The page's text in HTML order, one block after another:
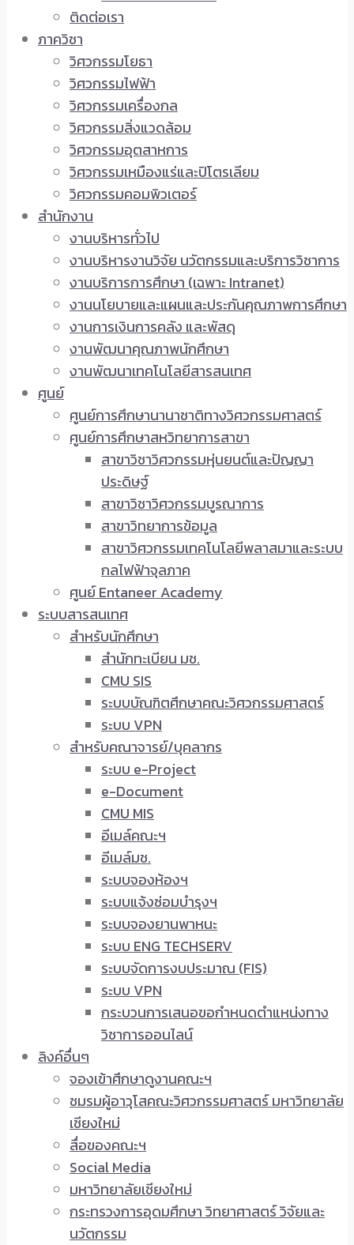
ติดต่อเรา
ภาควิชา
วิศวกรรมโยธา
วิศวกรรมไฟฟ้า
วิศวกรรมเครื่องกล
วิศวกรรมสิ่งแวดล้อม
วิศวกรรมอุตสาหการ
วิศวกรรมเหมืองแร่และปิโตรเลียม
วิศวกรรมคอมพิวเตอร์
สำนักงาน
งานบริหารทั่วไป
งานบริหารงานวิจัย นวัตกรรมและบริการวิชาการ
งานบริการการศึกษา (เฉพาะ Intranet)
งานนโยบายและแผนและประกันคุณภาพการศึกษา
งานการเงินการคลัง และพัสดุ
งานพัฒนาคุณภาพนักศึกษา
งานพัฒนาเทคโนโลยีสารสนเทศ
ศูนย์
ศูนย์การศึกษานานาชาติทางวิศวกรรมศาสตร์
ศูนย์การศึกษาสหวิทยาการสาขา
สาขาวิชาวิศวกรรมหุ่นยนต์และปัญญา
ประดิษฐ์
สาขาวิชาวิศวกรรมบูรณาการ
สาขาวิทยาการข้อมูล
สาขาวิศวกรรมเทคโนโลยีพลาสมาและระบบ
กลไฟฟ้าจุลภาค
ศูนย์ Entaneer Academy
ระบบสารสนเทศ
สำหรับนักศึกษา
สำนักทะเบียน มช.
CMU SIS
ระบบบัณฑิตศึกษาคณะวิศวกรรมศาสตร์
ระบบ VPN
สำหรับคณาจารย์/บุคลากร
ระบบ e-Project
e-Document
CMU MIS
อีเมล์คณะฯ
อีเมล์มช.
ระบบจองห้องฯ
ระบบแจ้งซ่อมบำรุงฯ
ระบบจองยานพาหนะ
ระบบ ENG TECHSERV
ระบบจัดการงบประมาณ (FIS)
ระบบ VPN
กระบวนการเสนอขอกำหนดตำแหน่งทาง
วิชาการออนไลน์
ลิงค์อื่นๆ
จองเข้าศึกษาดูงานคณะฯ
ชมรมผู้อาวุโสคณะวิศวกรรมศาสตร์ มหาวิทยาลัย
เชียงใหม่
สื่อของคณะฯ
Social Media
มหาวิทยาลัยเชียงใหม่
กระทรวงการอุดมศึกษา วิทยาศาสตร์ วิจัยและ
นวัตกรรม